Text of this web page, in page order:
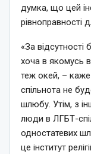
думка, що цей
рівноправності
«За
хоча в якомусь
теж окей, –
спільнота не
шлюбу. Утім, з
люди в ЛГБТ-
одностатевих
це інститут